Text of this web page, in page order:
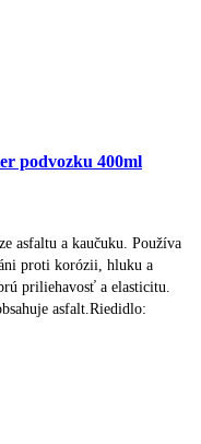
podvozku 400ml
asfaltu a kaučuku. Používa
proti korózii, hluku a
priliehavosť a elasticitu.
asfalt.Riedidlo: